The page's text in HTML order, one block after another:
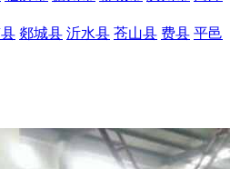
郯城县 沂水县 苍山县 费县 平邑